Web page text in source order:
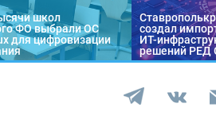
школ
ФО выбрали ОС
для цифровизации
создал
ИТ-
решений РЕД